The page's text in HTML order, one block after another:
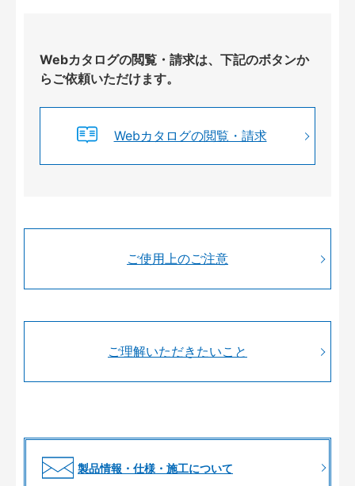
Webカタログの閲覧・請求は、下記のボタンか
らご依頼いただけます。
Webカタログの閲覧・請求
ご使用上のご注意
ご理解いただきたいこと
製品情報・仕様・施工について